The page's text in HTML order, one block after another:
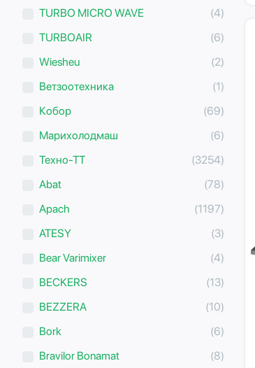
TURBO MICRO WAVE
(4)
TURBOAIR
(6)
Wiesheu
(2)
Ветзоотехника
(1)
Кобор
(69)
Марихолодмаш
(6)
Техно-ТТ
(3254)
Abat
(78)
Apach
(1197)
ATESY
(3)
Bear Varimixer
(4)
BECKERS
(13)
BEZZERA
(10)
Bork
(6)
Bravilor Bonamat
(8)